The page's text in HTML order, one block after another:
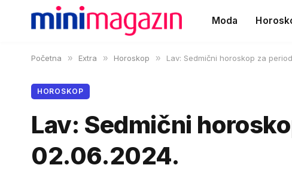
Moda
Početna » Extra » Horoskop » Lav: Sedmični horoskop za
HOROSKOP
Lav: Sedmični
02.06.2024.